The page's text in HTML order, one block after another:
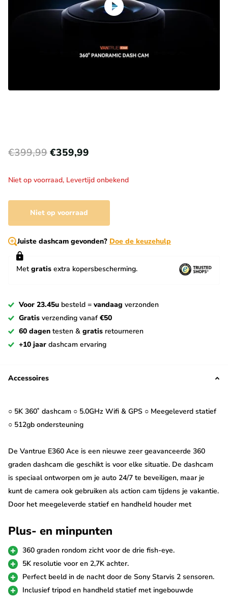
€399,99€359,99
Niet op voorraad, Levertijd onbekend
Niet op voorraad
Juiste dashcam gevonden? Doe de keuzehulp
Met gratis extra kopersbescherming.
Voor 23.45u besteld = vandaag verzonden
Gratis verzending vanaf €50
60 dagen testen & gratis retourneren
+10 jaar dashcam ervaring
Accessoires
○ 5K 360˚ dashcam ○ 5.0GHz Wifi & GPS ○ Meegeleverd statief
○ 512gb ondersteuning
De Vantrue E360 Ace is een nieuwe zeer geavanceerde 360
graden dashcam die geschikt is voor elke situatie. De dashcam
is speciaal ontworpen om je auto 24/7 te beveiligen, maar je
kunt de camera ook gebruiken als action cam tijdens je vakantie.
Door het meegeleverde statief en handheld houder met
lading.
5K 360 graden video's
Deze Vantrue E360 Ace is aan de voorzijde uitgerust met twee
210˚ fish-eye camera's waardoor hij volledig 360˚ opneemt. De
Plus- en minpunten
360 graden rondom zicht voor de drie fish-eye.
5K resolutie voor en 2,7K achter.
Perfect beeld in de nacht door de Sony Starvis 2 sensoren.
Inclusief tripod en handheld statief met ingebouwde